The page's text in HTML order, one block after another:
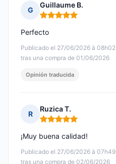
G
Guillaume B.
Nota: 5 de 5
Publicado el 27/06/2026 à 08h02
tras una compra de 01/06/2026
Perfecto
Opinión traducida
R
Ruzica T.
Nota: 5 de 5
Publicado el 27/06/2026 à 07h49
tras una compra de 02/06/2026
¡Muy buena calidad!